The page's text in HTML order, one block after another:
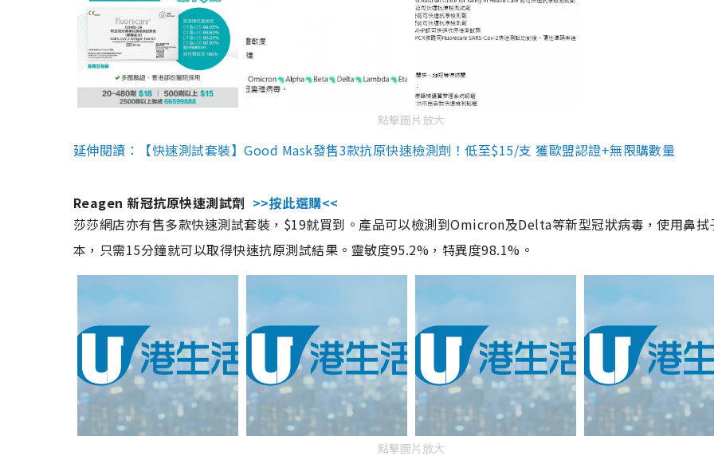
點擊圖片放大
延伸閱讀：【快速測試套裝】Good Mask發售3款抗原快速檢測劑！低至$15/支 獲歐盟認證+無限購數量
Reagen 新冠抗原快速測試劑 >>按此選購<<
莎莎網店亦有售多款快速測試套裝，$19就買到。產品可以檢測到Omicron及Delta等新型冠狀病毒，使用鼻拭
本，只需15分鐘就可以取得快速抗原測試結果。靈敏度95.2%，特異度98.1%。
點擊圖片放大